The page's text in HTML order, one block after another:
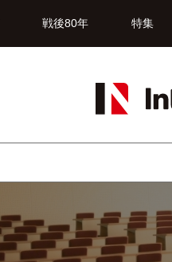
戦後80年 特集